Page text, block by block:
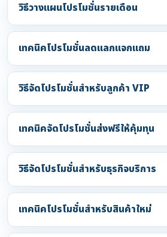
วิธีวางแผนโปรโมชั่นรายเดือน
เทคนิคโปรโมชั่นลดแลกแจกแถม
วิธีจัดโปรโมชั่นสำหรับลูกค้า VIP
เทคนิคจัดโปรโมชั่นส่งฟรีให้คุ้มทุน
วิธีจัดโปรโมชั่นสำหรับธุรกิจบริการ
เทคนิคโปรโมชั่นสำหรับสินค้าใหม่